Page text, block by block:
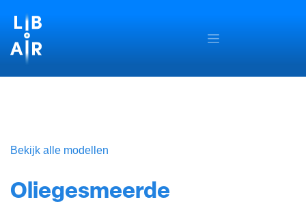
Bekijk alle modellen
Oliegesmeerde